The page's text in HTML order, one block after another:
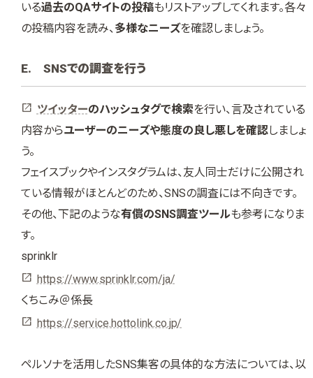
いる過去のQAサイトの投稿もリストアップしてくれます。各々
の投稿内容を読み、多様なニーズを確認しましょう。
E. SNSでの調査を行う
ツイッターのハッシュタグで検索を行い、言及されている
内容からユーザーのニーズや態度の良し悪しを確認しましょ
う。
フェイスブックやインスタグラムは、友人同士だけに公開され
ている情報がほとんどのため、SNSの調査には不向きです。
その他、下記のような有償のSNS調査ツールも参考になりま
す。
sprinklr
https://www.sprinklr.com/ja/
くちこみ＠係長
https://service.hottolink.co.jp/
ペルソナを活用したSNS集客の具体的な方法については、以